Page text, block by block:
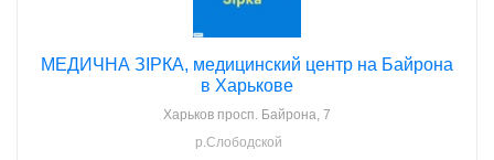
МЕДИЧНА ЗІРКА, медицинский центр на Байрона
в Харькове
Харьков просп. Байрона, 7
р.Слободской